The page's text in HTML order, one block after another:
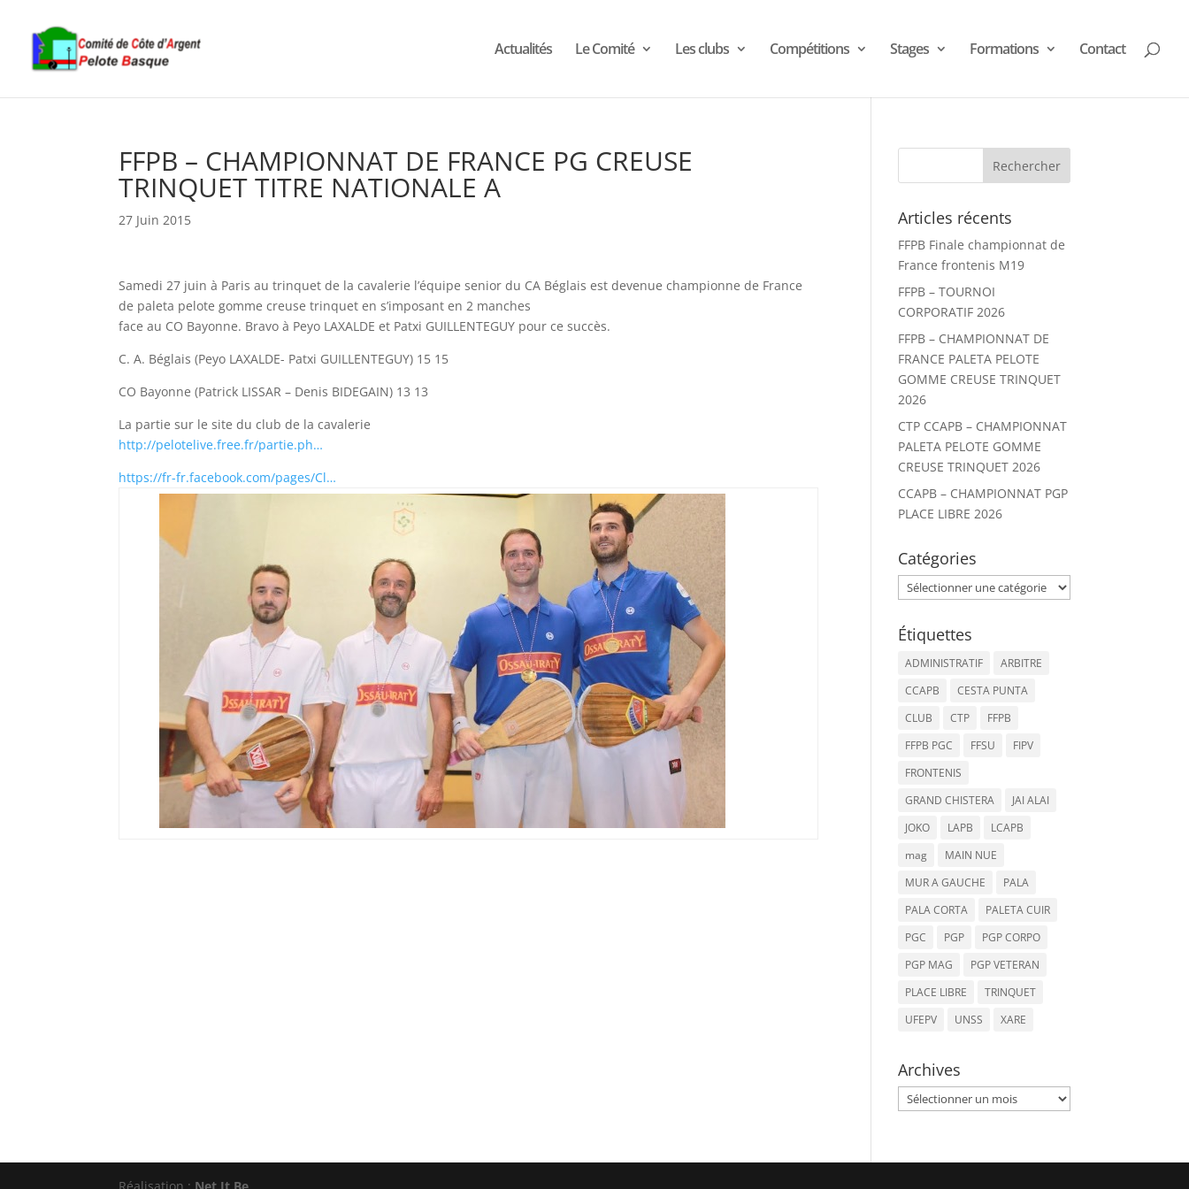
Actualités Le Comité Les clubs Compétitions Stages Formations Contact
FFPB – CHAMPIONNAT DE FRANCE PG CREUSE
TRINQUET TITRE NATIONALE A
27 Juin 2015
Samedi 27 juin à Paris au trinquet de la cavalerie l’équipe senior du CA Béglais est devenue championne de France
de paleta pelote gomme creuse trinquet en s’imposant en 2 manches
face au CO Bayonne. Bravo à Peyo LAXALDE et Patxi GUILLENTEGUY pour ce succès.
C. A. Béglais (Peyo LAXALDE- Patxi GUILLENTEGUY) 15 15
CO Bayonne (Patrick LISSAR – Denis BIDEGAIN) 13 13
La partie sur le site du club de la cavalerie
http://pelotelive.free.fr/partie.ph…
https://fr-fr.facebook.com/pages/Cl…
Articles récents
FFPB Finale championnat de
France frontenis M19
FFPB – TOURNOI
CORPORATIF 2026
FFPB – CHAMPIONNAT DE
FRANCE PALETA PELOTE
GOMME CREUSE TRINQUET
2026
CTP CCAPB – CHAMPIONNAT
PALETA PELOTE GOMME
CREUSE TRINQUET 2026
CCAPB – CHAMPIONNAT PGP
PLACE LIBRE 2026
Catégories
Catégories
Étiquettes
ADMINISTRATIF
ARBITRE
CCAPB
CESTA PUNTA
CLUB
CTP
FFPB
FFPB PGC
FFSU
FIPV
FRONTENIS
GRAND CHISTERA
JAI ALAI
JOKO
LAPB
LCAPB
mag
MAIN NUE
MUR A GAUCHE
PALA
PALA CORTA
PALETA CUIR
PGC
PGP
PGP CORPO
PGP MAG
PGP VETERAN
PLACE LIBRE
TRINQUET
UFEPV
UNSS XARE
Archives
Archives